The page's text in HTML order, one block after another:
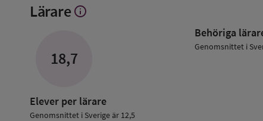
Lärare Visa
info
18,7
Elever per lärare
Genomsnittet i Sverige är 12,5
Behöriga
Genomsnittet i